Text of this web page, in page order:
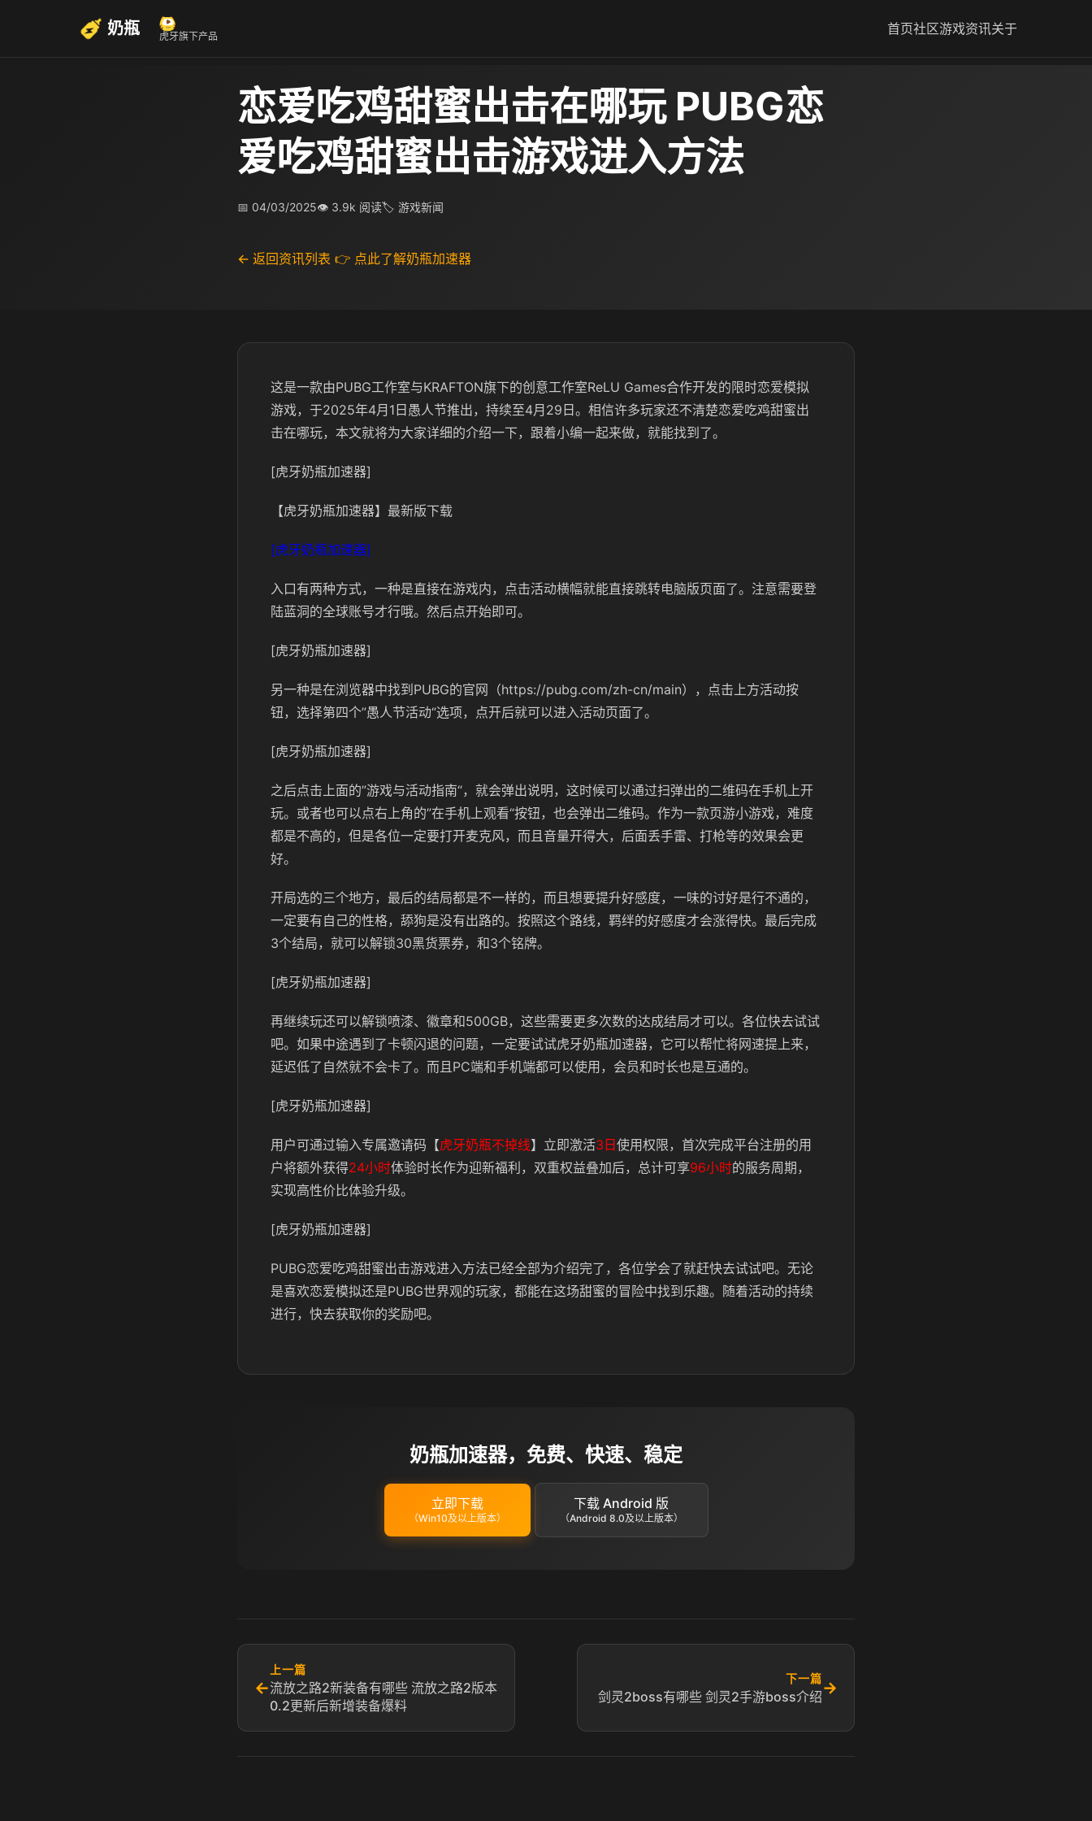
奶瓶 虎牙旗下产品 首页社区游戏资讯关于
恋爱吃鸡甜蜜出击在哪玩 PUBG恋
爱吃鸡甜蜜出击游戏进入方法
📅 04/03/2025👁 3.9k 阅读🏷 游戏新闻
← 返回资讯列表 👉 点此了解奶瓶加速器
这是一款由PUBG工作室与KRAFTON旗下的创意工作室ReLU Games合作开发的限时恋爱模拟
游戏，于2025年4月1日愚人节推出，持续至4月29日。相信许多玩家还不清楚恋爱吃鸡甜蜜出
击在哪玩，本文就将为大家详细的介绍一下，跟着小编一起来做，就能找到了。
[虎牙奶瓶加速器]
【虎牙奶瓶加速器】最新版下载
[虎牙奶瓶加速器]
入口有两种方式，一种是直接在游戏内，点击活动横幅就能直接跳转电脑版页面了。注意需要登
陆蓝洞的全球账号才行哦。然后点开始即可。
[虎牙奶瓶加速器]
另一种是在浏览器中找到PUBG的官网（https://pubg.com/zh-cn/main），点击上方活动按
钮，选择第四个”愚人节活动“选项，点开后就可以进入活动页面了。
[虎牙奶瓶加速器]
之后点击上面的”游戏与活动指南“，就会弹出说明，这时候可以通过扫弹出的二维码在手机上开
玩。或者也可以点右上角的”在手机上观看“按钮，也会弹出二维码。作为一款页游小游戏，难度
都是不高的，但是各位一定要打开麦克风，而且音量开得大，后面丢手雷、打枪等的效果会更
好。
开局选的三个地方，最后的结局都是不一样的，而且想要提升好感度，一味的讨好是行不通的，
一定要有自己的性格，舔狗是没有出路的。按照这个路线，羁绊的好感度才会涨得快。最后完成
3个结局，就可以解锁30黑货票券，和3个铭牌。
[虎牙奶瓶加速器]
再继续玩还可以解锁喷漆、徽章和500GB，这些需要更多次数的达成结局才可以。各位快去试试
吧。如果中途遇到了卡顿闪退的问题，一定要试试虎牙奶瓶加速器，它可以帮忙将网速提上来，
延迟低了自然就不会卡了。而且PC端和手机端都可以使用，会员和时长也是互通的。
[虎牙奶瓶加速器]
用户可通过输入专属邀请码【虎牙奶瓶不掉线】立即激活3日 使用权限，首次完成平台注册的用
户将额外获得24小时体验时长作为迎新福利，双重权益叠加后，总计可享96小时的服务周期，
实现高性价比体验升级。
[虎牙奶瓶加速器]
PUBG恋爱吃鸡甜蜜出击游戏进入方法已经全部为介绍完了，各位学会了就赶快去试试吧。无论
是喜欢恋爱模拟还是PUBG世界观的玩家，都能在这场甜蜜的冒险中找到乐趣。随着活动的持续
进行，快去获取你的奖励吧。
奶瓶加速器，免费、快速、稳定
立即下载
（Win10及以上版本）
下载 Android 版
（Android 8.0及以上版本）
←
上一篇
流放之路2新装备有哪些 流放之路2版本
0.2更新后新增装备爆料
下一篇
剑灵2boss有哪些 剑灵2手游boss介绍→